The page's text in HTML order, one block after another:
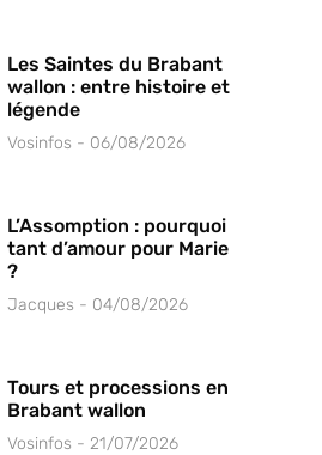
Les Saintes du Brabant
wallon : entre histoire et
légende
Vosinfos 06/08/2026
L’Assomption : pourquoi
tant d’amour pour Marie
?
Jacques 04/08/2026
Tours et processions en
Brabant wallon
Vosinfos 21/07/2026